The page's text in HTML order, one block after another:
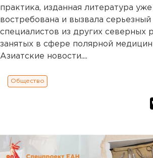
практика, изданная литература уже
востребована и вызвала
специалистов из других северных
занятых в сфере полярной
Азиатские новости....
Общество